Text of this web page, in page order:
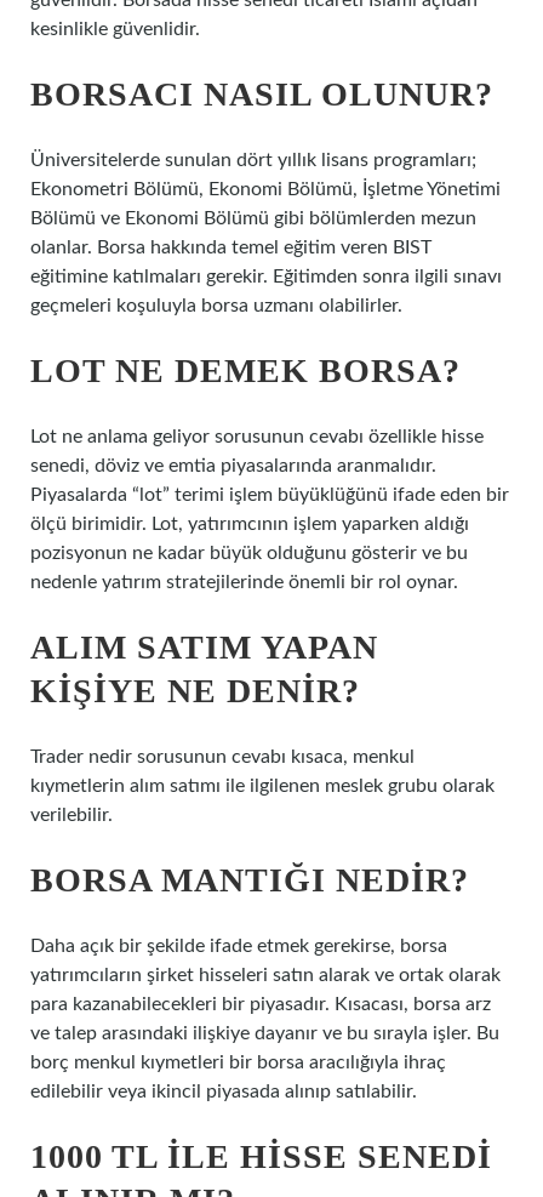
kesinlikle güvenlidir.
BORSACI NASIL OLUNUR?
Üniversitelerde sunulan dört yıllık lisans programları;
Ekonometri Bölümü, Ekonomi Bölümü, İşletme Yönetimi
Bölümü ve Ekonomi Bölümü gibi bölümlerden mezun
olanlar. Borsa hakkında temel eğitim veren BIST
eğitimine katılmaları gerekir. Eğitimden sonra ilgili sınavı
geçmeleri koşuluyla borsa uzmanı olabilirler.
LOT NE DEMEK BORSA?
Lot ne anlama geliyor sorusunun cevabı özellikle hisse
senedi, döviz ve emtia piyasalarında aranmalıdır.
Piyasalarda “lot” terimi işlem büyüklüğünü ifade eden bir
ölçü birimidir. Lot, yatırımcının işlem yaparken aldığı
pozisyonun ne kadar büyük olduğunu gösterir ve bu
nedenle yatırım stratejilerinde önemli bir rol oynar.
ALIM SATIM YAPAN
KIŞIYE NE DENIR?
Trader nedir sorusunun cevabı kısaca, menkul
kıymetlerin alım satımı ile ilgilenen meslek grubu olarak
verilebilir.
BORSA MANTIĞI NEDIR?
Daha açık bir şekilde ifade etmek gerekirse, borsa
yatırımcıların şirket hisseleri satın alarak ve ortak olarak
para kazanabilecekleri bir piyasadır. Kısacası, borsa arz
ve talep arasındaki ilişkiye dayanır ve bu sırayla işler. Bu
borç menkul kıymetleri bir borsa aracılığıyla ihraç
edilebilir veya ikincil piyasada alınıp satılabilir.
1000 TL ILE HISSE SENEDI